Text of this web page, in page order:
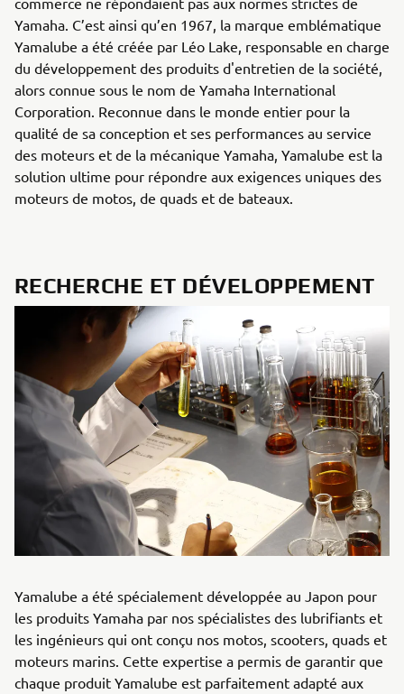
Yamaha. C’est ainsi qu’en 1967, la marque emblématique
Yamalube a été créée par Léo Lake, responsable en charge
du développement des produits d'entretien de la société,
alors connue sous le nom de Yamaha International
Corporation. Reconnue dans le monde entier pour la
qualité de sa conception et ses performances au service
des moteurs et de la mécanique Yamaha, Yamalube est la
solution ultime pour répondre aux exigences uniques des
moteurs de motos, de quads et de bateaux.
RECHERCHE ET DÉVELOPPEMENT
Yamalube a été spécialement développée au Japon pour
les produits Yamaha par nos spécialistes des lubrifiants et
les ingénieurs qui ont conçu nos motos, scooters, quads et
moteurs marins. Cette expertise a permis de garantir que
chaque produit Yamalube est parfaitement adapté aux